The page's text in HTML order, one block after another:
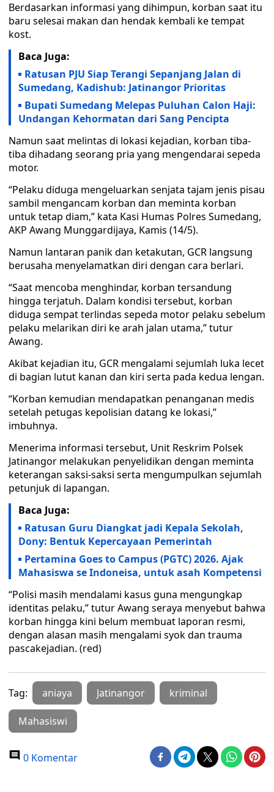
Berdasarkan informasi yang dihimpun, korban saat itu
baru selesai makan dan hendak kembali ke tempat
kost.
Baca Juga:
Ratusan PJU Siap Terangi Sepanjang Jalan di
Sumedang, Kadishub: Jatinangor Prioritas
Bupati Sumedang Melepas Puluhan Calon Haji:
Undangan Kehormatan dari Sang Pencipta
Namun saat melintas di lokasi kejadian, korban tiba-
tiba dihadang seorang pria yang mengendarai sepeda
motor.
“Pelaku diduga mengeluarkan senjata tajam jenis pisau
sambil mengancam korban dan meminta korban
untuk tetap diam,” kata Kasi Humas Polres Sumedang,
AKP Awang Munggardijaya, Kamis (14/5).
Namun lantaran panik dan ketakutan, GCR langsung
berusaha menyelamatkan diri dengan cara berlari.
“Saat mencoba menghindar, korban tersandung
hingga terjatuh. Dalam kondisi tersebut, korban
diduga sempat terlindas sepeda motor pelaku sebelum
pelaku melarikan diri ke arah jalan utama,” tutur
Awang.
Akibat kejadian itu, GCR mengalami sejumlah luka lecet
di bagian lutut kanan dan kiri serta pada kedua lengan.
“Korban kemudian mendapatkan penanganan medis
setelah petugas kepolisian datang ke lokasi,”
imbuhnya.
Menerima informasi tersebut, Unit Reskrim Polsek
Jatinangor melakukan penyelidikan dengan meminta
keterangan saksi-saksi serta mengumpulkan sejumlah
petunjuk di lapangan.
Baca Juga:
Ratusan Guru Diangkat jadi Kepala Sekolah,
Dony: Bentuk Kepercayaan Pemerintah
Pertamina Goes to Campus (PGTC) 2026. Ajak
Mahasiswa se Indoneisa, untuk asah Kompetensi
“Polisi masih mendalami kasus guna mengungkap
identitas pelaku,” tutur Awang seraya menyebut bahwa
korban hingga kini belum membuat laporan resmi,
dengan alasan masih mengalami syok dan trauma
pascakejadian. (red)
Tag: aniaya Jatinangor kriminal
Mahasiswi
0 Komentar